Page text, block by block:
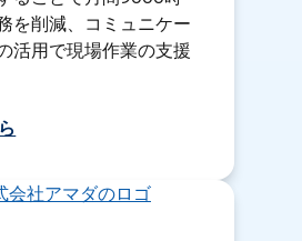
を削減、コミュニケー
活用で現場作業の支援